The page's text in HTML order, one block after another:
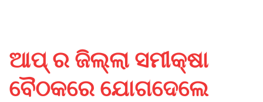
ଆପ୍ ର ଜିଲ୍ଲା ସମୀକ୍ଷା
ବୈଠକରେ ଯୋଗଦେଲେ